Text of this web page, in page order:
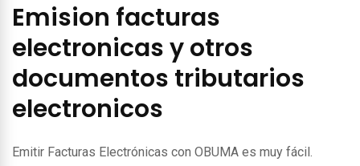
Emision facturas
electronicas y otros
documentos tributarios
electronicos
Emitir Facturas Electrónicas con OBUMA es muy fácil.